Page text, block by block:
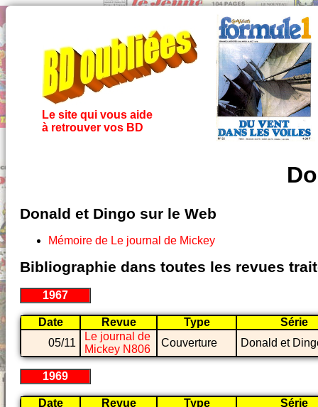
Le site qui vous aide
à retrouver vos BD
Donald et Dingo sur le Web
Mémoire de Le journal de Mickey
Bibliographie dans toutes les revues
1967
Date Revue Type
Série
05/11
Le journal de
Mickey N806
Couverture Donald et
1969
Date Revue Type
Série